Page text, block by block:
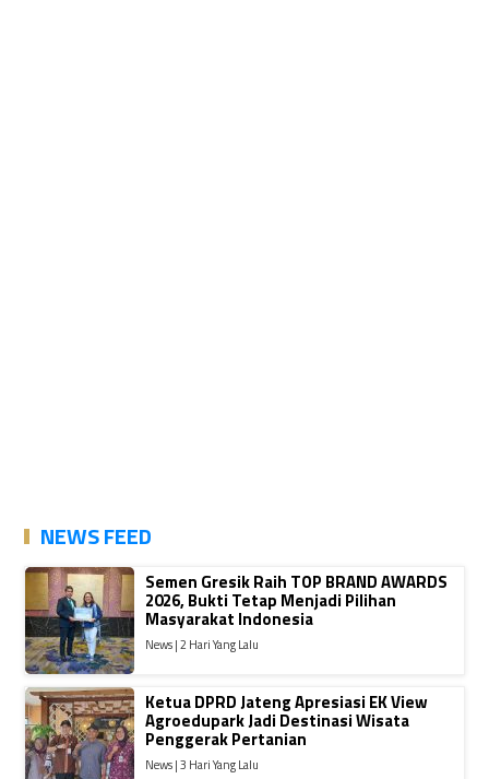
NEWS FEED
Semen Gresik Raih TOP BRAND AWARDS
2026, Bukti Tetap Menjadi Pilihan
Masyarakat Indonesia
News | 2 Hari Yang Lalu
Ketua DPRD Jateng Apresiasi EK View
Agroedupark Jadi Destinasi Wisata
Penggerak Pertanian
News | 3 Hari Yang Lalu